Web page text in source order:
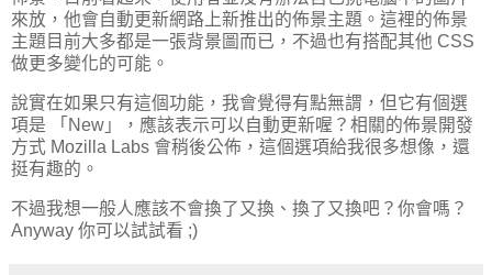
來放，他會自動更新網路上新推出的佈景主題。這裡的佈景
主題目前大多都是一張背景圖而已，不過也有搭配其他 CSS
做更多變化的可能。
說實在如果只有這個功能，我會覺得有點無謂，但它有個選
項是 「New」，應該表示可以自動更新喔？相關的佈景開發
方式 Mozilla Labs 會稍後公佈，這個選項給我很多想像，還
挺有趣的。
不過我想一般人應該不會換了又換、換了又換吧？你會嗎？
Anyway 你可以試試看 ;)